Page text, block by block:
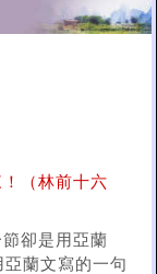
（林前十六
卻是用亞蘭
蘭文寫的一句